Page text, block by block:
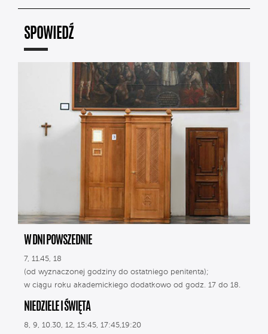
SPOWIEDŹ
W DNI POWSZEDNIE
7, 11.45, 18
(od wyznaczonej godziny do ostatniego penitenta);
w ciągu roku akademickiego dodatkowo od godz. 17 do 18.
NIEDZIELE I ŚWIĘTA
8, 9, 10.30, 12, 15:45, 17:45,19:20